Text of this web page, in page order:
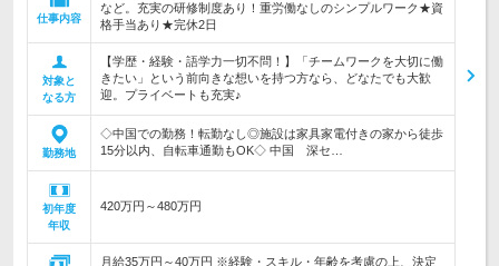
仕事内容
など。充実の研修制度あり！重労働なしのシンプルワーク★資
格手当あり★完休2日
対象と
なる方
【学歴・経験・語学力一切不問！】「チームワークを大切に働
きたい」という前向きな想いを持つ方なら、どなたでも大歓
迎。プライベートも充実♪
勤務地
◇中国での勤務！転勤なし◎施設は家具家電付きの家から徒歩
15分以内、自転車通勤もOK◇ 中国 深セ…
初年度
年収
420万円～480万円
月給35万円～40万円 ※経験・スキル・年齢を考慮の上、決定